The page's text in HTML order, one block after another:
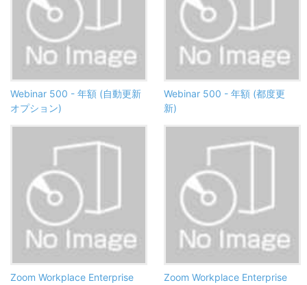
Webinar 500 - 年額 (自動更新
オプション)
Webinar 500 - 年額 (都度更
新)
Zoom Workplace Enterprise Zoom Workplace Enterprise